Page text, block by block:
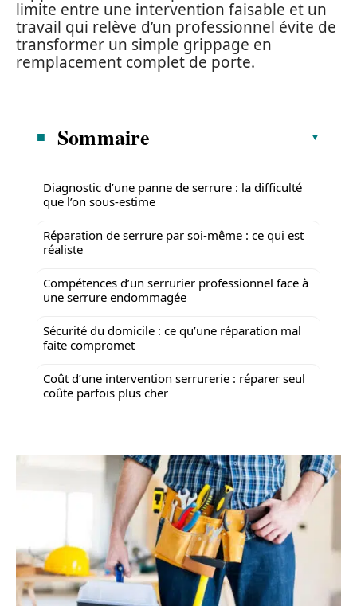
limite entre une intervention faisable et un
travail qui relève d’un professionnel évite de
transformer un simple grippage en
remplacement complet de porte.
Sommaire
Diagnostic d’une panne de serrure : la difficulté
que l’on sous-estime
Réparation de serrure par soi-même : ce qui est
réaliste
Compétences d’un serrurier professionnel face à
une serrure endommagée
Sécurité du domicile : ce qu’une réparation mal
faite compromet
Coût d’une intervention serrurerie : réparer seul
coûte parfois plus cher